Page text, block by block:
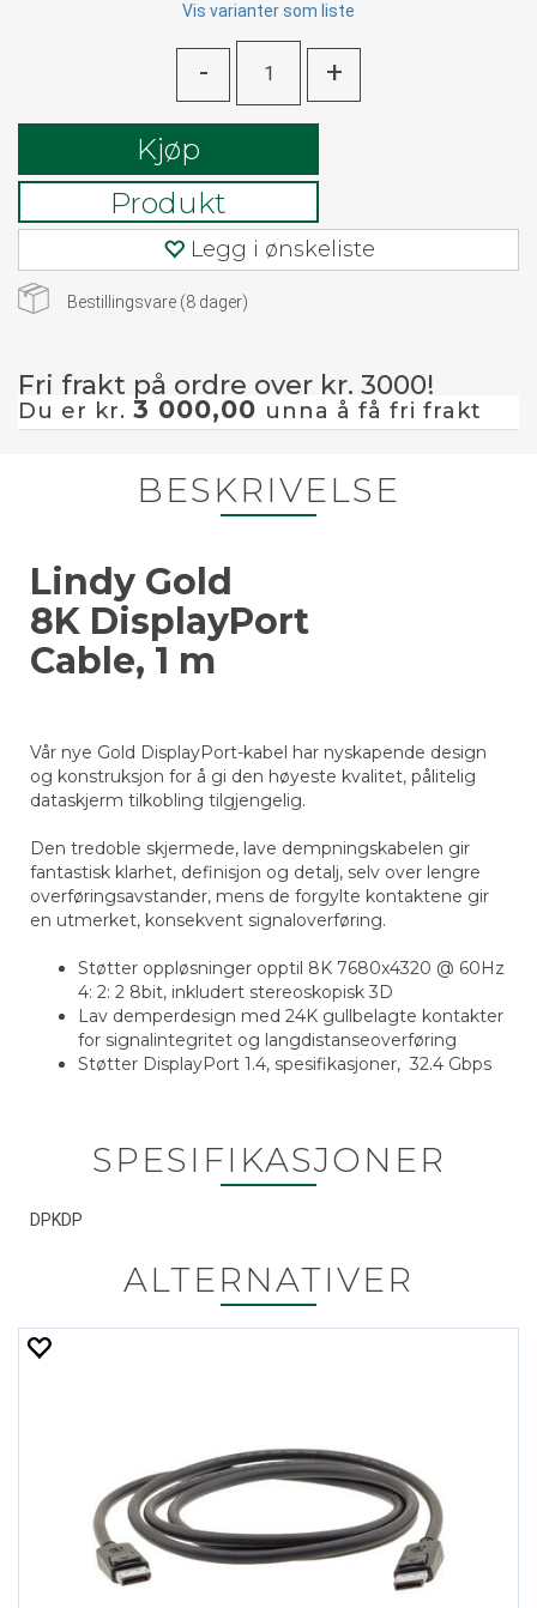
Vis varianter som liste
- +
Kjøp
Produkt
Legg i ønskeliste
Bestillingsvare (8 dager)
Fri frakt på ordre over kr. 3000!
Du er kr. 3 000,00 unna å få fri frakt
BESKRIVELSE
Lindy Gold
8K DisplayPort
Cable, 1 m
Vår nye Gold DisplayPort-kabel har nyskapende design
og konstruksjon for å gi den høyeste kvalitet, pålitelig
dataskjerm tilkobling tilgjengelig.
Den tredoble skjermede, lave dempningskabelen gir
fantastisk klarhet, definisjon og detalj, selv over lengre
overføringsavstander, mens de forgylte kontaktene gir
en utmerket, konsekvent signaloverføring.
Støtter oppløsninger opptil 8K 7680x4320 @ 60Hz
4: 2: 2 8bit, inkludert stereoskopisk 3D
Lav demperdesign med 24K gullbelagte kontakter
for signalintegritet og langdistanseoverføring
Støtter DisplayPort 1.4, spesifikasjoner, 32.4 Gbps
SPESIFIKASJONER
DPKDP
ALTERNATIVER